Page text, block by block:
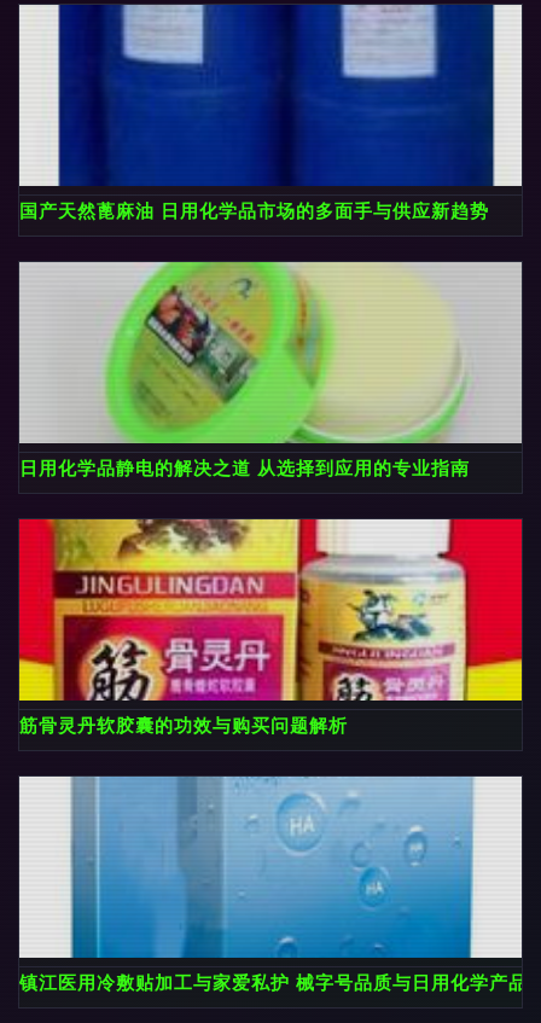
国产天然蓖麻油 日用化学品市场的多面手与供应新趋势
日用化学品静电的解决之道 从选择到应用的专业指南
筋骨灵丹软胶囊的功效与购买问题解析
镇江医用冷敷贴加工与家爱私护 械字号品质与日用化学产品